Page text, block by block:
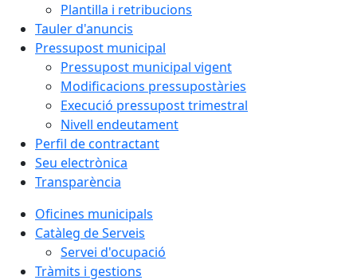
Plantilla i retribucions
Tauler d'anuncis
Pressupost municipal
Pressupost municipal vigent
Modificacions pressupostàries
Execució pressupost trimestral
Nivell endeutament
Perfil de contractant
Seu electrònica
Transparència
Oficines municipals
Catàleg de Serveis
Servei d'ocupació
Tràmits i gestions